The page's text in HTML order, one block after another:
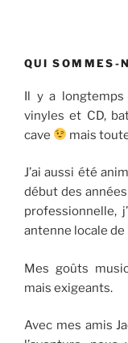
QUI SOMMES-
Il y a longtemps
vinyles et CD,
cave
mais
J’ai aussi été
début des
professionnelle,
antenne locale de
Mes goûts
mais exigeants.
Avec mes amis